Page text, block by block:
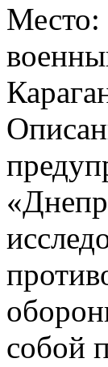
собой